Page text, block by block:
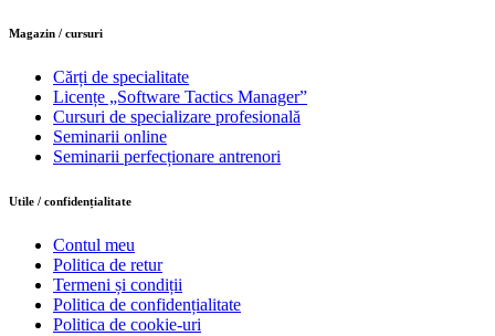
Magazin / cursuri
Cărți de specialitate
Licențe „Software Tactics Manager”
Cursuri de specializare profesională
Seminarii online
Seminarii perfecționare antrenori
Utile / confidențialitate
Contul meu
Politica de retur
Termeni și condiții
Politica de confidențialitate
Politica de cookie-uri